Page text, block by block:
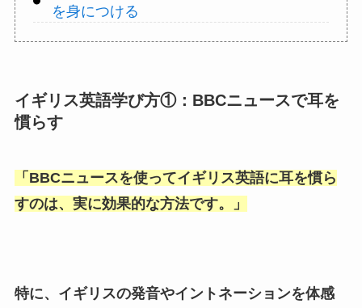
を身につける
イギリス英語学び方①：BBCニュースで耳を
慣らす
「 BBCニュースを使ってイギリス英語に耳を慣ら
すのは、実に効果的な方法です。
」
特に、イギリスの発音やイントネーションを体感